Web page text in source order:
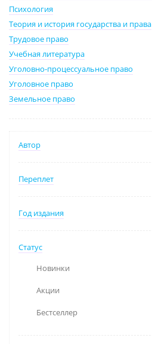
Психология
Теория и история государства и права
Трудовое право
Учебная литература
Уголовно-процессуальное право
Уголовное право
Земельное право
Автор
Переплет
Год издания
Статус
Новинки
Акции
Бестселлер